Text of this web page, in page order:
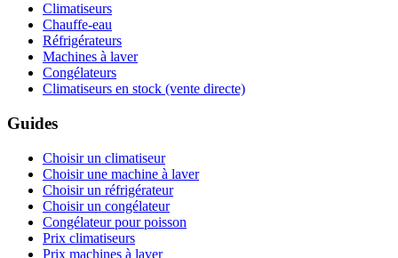
Climatiseurs
Chauffe-eau
Réfrigérateurs
Machines à laver
Congélateurs
Climatiseurs en stock (vente directe)
Guides
Choisir un climatiseur
Choisir une machine à laver
Choisir un réfrigérateur
Choisir un congélateur
Congélateur pour poisson
Prix climatiseurs
Prix machines à laver